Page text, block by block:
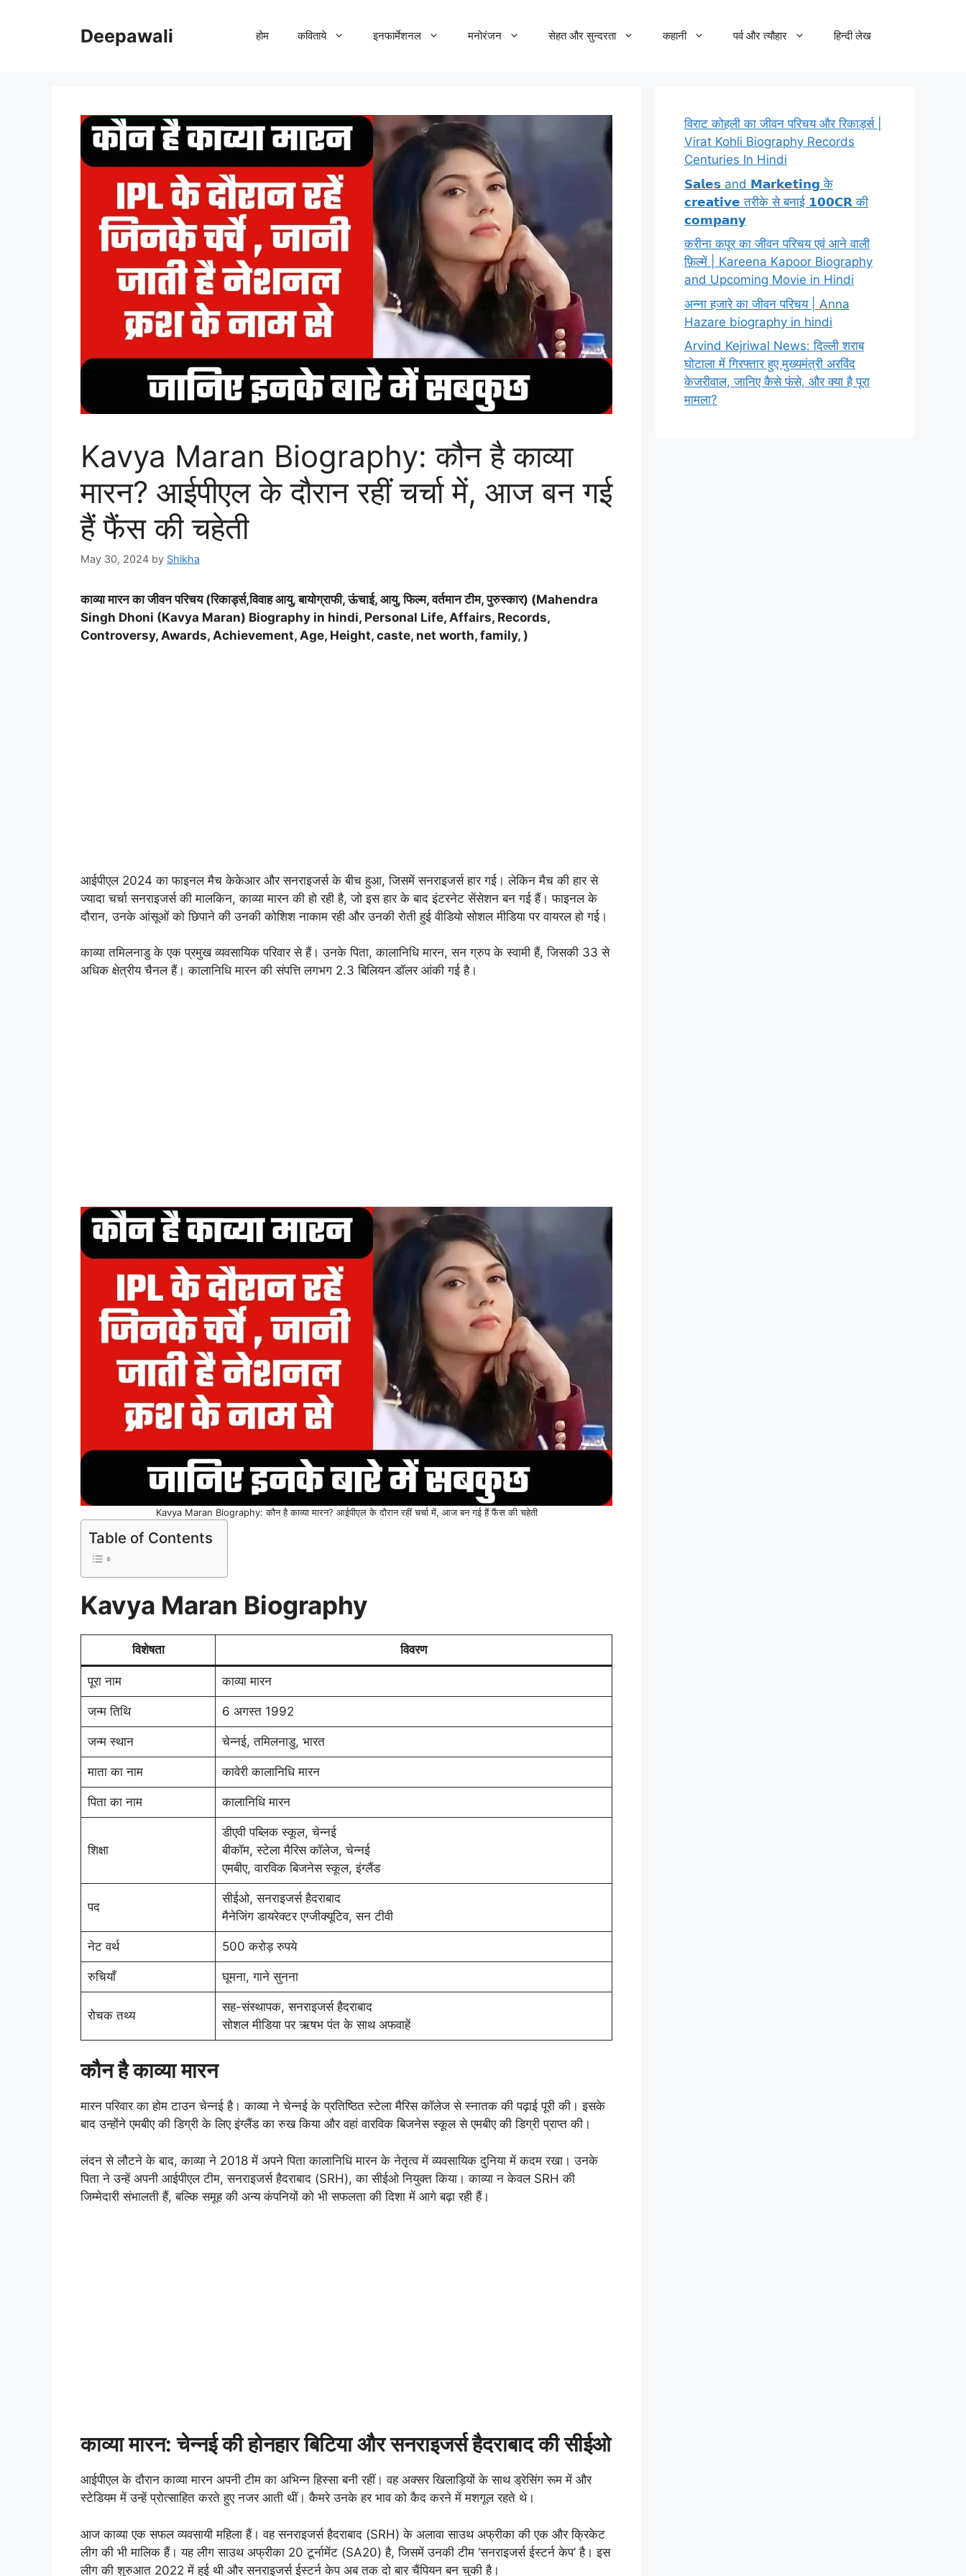
Deepawali होम कविताये इनफार्मेशनल मनोरंजन सेहत और सुन्दरता कहानी पर्व और त्यौहार हिन्दी लेख
Kavya Maran Biography: कौन है काव्या
मारन? आईपीएल के दौरान रहीं चर्चा में, आज बन गई
हैं फैंस की चहेती
May 30, 2024 by Shikha
काव्या मारन का जीवन परिचय (रिकार्ड्स,विवाह आयु, बायोग्राफी, ऊंचाई, आयु, फिल्म, वर्तमान टीम, पुरुस्कार) (Mahendra
Singh Dhoni (Kavya Maran) Biography in hindi, Personal Life, Affairs, Records,
Controversy, Awards, Achievement, Age, Height, caste, net worth, family, )
आईपीएल 2024 का फाइनल मैच केकेआर और सनराइजर्स के बीच हुआ, जिसमें सनराइजर्स हार गई। लेकिन मैच की हार से
ज्यादा चर्चा सनराइजर्स की मालकिन, काव्या मारन की हो रही है, जो इस हार के बाद इंटरनेट सेंसेशन बन गई हैं। फाइनल के
दौरान, उनके आंसूओं को छिपाने की उनकी कोशिश नाकाम रही और उनकी रोती हुई वीडियो सोशल मीडिया पर वायरल हो गई।
काव्या तमिलनाडु के एक प्रमुख व्यवसायिक परिवार से हैं। उनके पिता, कालानिधि मारन, सन ग्रुप के स्वामी हैं, जिसकी 33 से
अधिक क्षेत्रीय चैनल हैं। कालानिधि मारन की संपत्ति लगभग 2.3 बिलियन डॉलर आंकी गई है।
Kavya Maran Biography: कौन है काव्या मारन? आईपीएल के दौरान रहीं चर्चा में, आज बन गई हैं फैंस की चहेती
Table of Contents
Kavya Maran Biography
विशेषता विवरण
पूरा नाम काव्या मारन
जन्म तिथि 6 अगस्त 1992
जन्म स्थान चेन्नई, तमिलनाडु, भारत
माता का नाम कावेरी कालानिधि मारन
पिता का नाम कालानिधि मारन
शिक्षा
डीएवी पब्लिक स्कूल, चेन्नई
बीकॉम, स्टेला मैरिस कॉलेज, चेन्नई
एमबीए, वारविक बिजनेस स्कूल, इंग्लैंड
पद
सीईओ, सनराइजर्स हैदराबाद
मैनेजिंग डायरेक्टर एग्जीक्यूटिव, सन टीवी
नेट वर्थ 500 करोड़ रुपये
रुचियाँ घूमना, गाने सुनना
रोचक तथ्य
सह-संस्थापक, सनराइजर्स हैदराबाद
सोशल मीडिया पर ऋषभ पंत के साथ अफवाहें
कौन है काव्या मारन
मारन परिवार का होम टाउन चेन्नई है। काव्या ने चेन्नई के प्रतिष्ठित स्टेला मैरिस कॉलेज से स्नातक की पढ़ाई पूरी की। इसके
बाद उन्होंने एमबीए की डिग्री के लिए इंग्लैंड का रुख किया और वहां वारविक बिजनेस स्कूल से एमबीए की डिग्री प्राप्त की।
लंदन से लौटने के बाद, काव्या ने 2018 में अपने पिता कालानिधि मारन के नेतृत्व में व्यवसायिक दुनिया में कदम रखा। उनके
पिता ने उन्हें अपनी आईपीएल टीम, सनराइजर्स हैदराबाद (SRH), का सीईओ नियुक्त किया। काव्या न केवल SRH की
जिम्मेदारी संभालती हैं, बल्कि समूह की अन्य कंपनियों को भी सफलता की दिशा में आगे बढ़ा रही हैं।
काव्या मारन: चेन्नई की होनहार बिटिया और सनराइजर्स हैदराबाद की सीईओ
आईपीएल के दौरान काव्या मारन अपनी टीम का अभिन्न हिस्सा बनी रहीं। वह अक्सर खिलाड़ियों के साथ ड्रेसिंग रूम में और
स्टेडियम में उन्हें प्रोत्साहित करते हुए नजर आती थीं। कैमरे उनके हर भाव को कैद करने में मशगूल रहते थे।
आज काव्या एक सफल व्यवसायी महिला हैं। वह सनराइजर्स हैदराबाद (SRH) के अलावा साउथ अफ्रीका की एक और क्रिकेट
लीग की भी मालिक हैं। यह लीग साउथ अफ्रीका 20 टूर्नामेंट (SA20) है, जिसमें उनकी टीम ‘सनराइजर्स ईस्टर्न केप’ है। इस
लीग की शुरुआत 2022 में हुई थी और सनराइजर्स ईस्टर्न केप अब तक दो बार चैंपियन बन चुकी है।
विराट कोहली का जीवन परिचय और रिकार्ड्स |
Virat Kohli Biography Records
Centuries In Hindi
𝗦𝗮𝗹𝗲𝘀 and 𝗠𝗮𝗿𝗸𝗲𝘁𝗶𝗻𝗴 के
𝗰𝗿𝗲𝗮𝘁𝗶𝘃𝗲 तरीके से बनाई 𝟭𝟬𝟬𝗖𝗥 की
𝗰𝗼𝗺𝗽𝗮𝗻𝘆
करीना कपूर का जीवन परिचय एवं आने वाली
फ़िल्में | Kareena Kapoor Biography
and Upcoming Movie in Hindi
अन्ना हजारे का जीवन परिचय | Anna
Hazare biography in hindi
Arvind Kejriwal News: दिल्ली शराब
घोटाला में गिरफ्तार हुए मुख्यमंत्री अरविंद
केजरीवाल, जानिए कैसे फंसे, और क्या है पूरा
मामला?